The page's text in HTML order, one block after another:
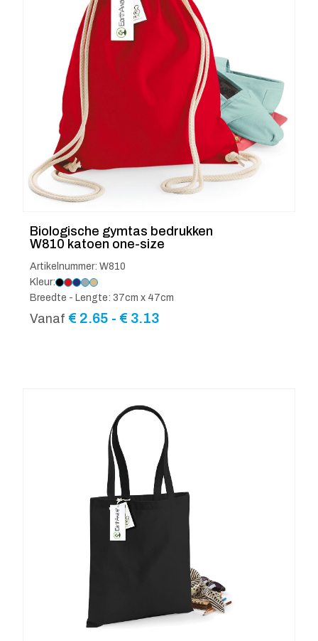
Biologische gymtas bedrukken
W810 katoen one-size
Artikelnummer: W810
Kleur:
Breedte - Lengte: 37cm x 47cm
Vanaf € 2.65 - € 3.13Prijsklasse: